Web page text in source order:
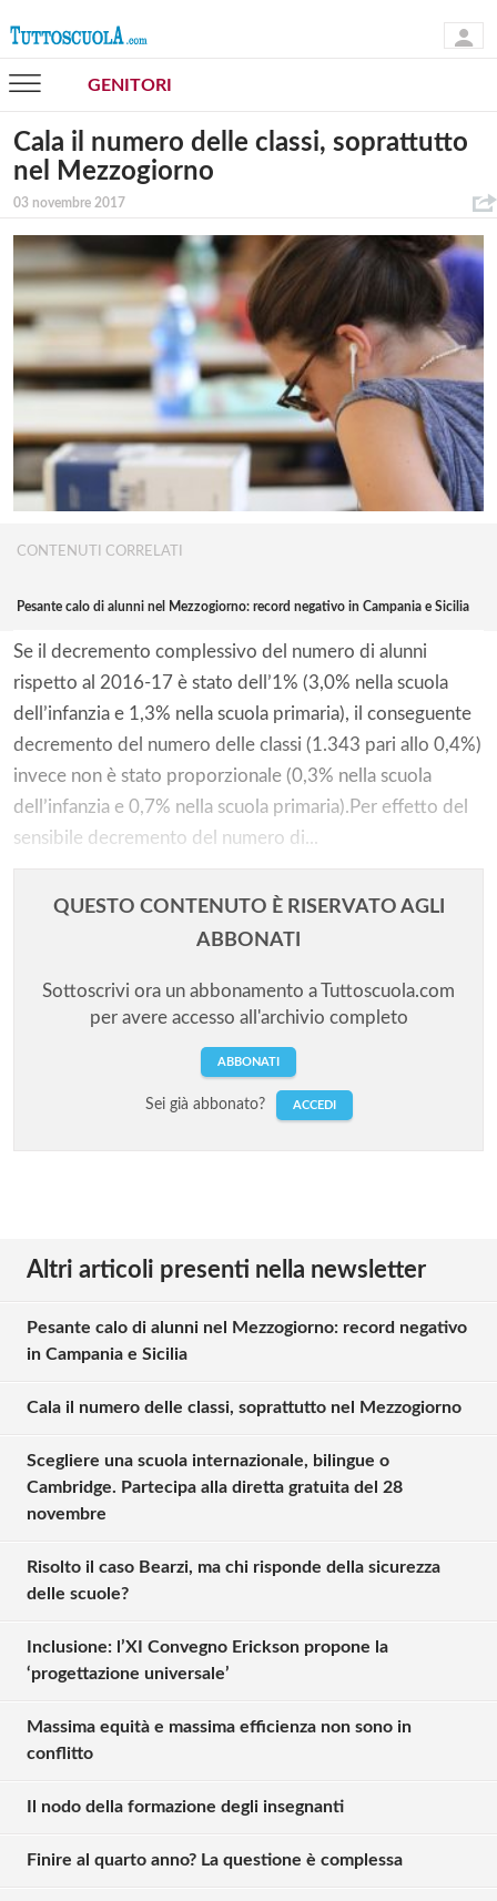
GENITORI
Cala il numero delle classi, soprattutto
nel Mezzogiorno
03 novembre 2017
CONTENUTI CORRELATI
Pesante calo di alunni nel Mezzogiorno: record negativo in Campania e Sicilia
Se il decremento complessivo del numero di alunni
rispetto al 2016-17 è stato dell’1% (3,0% nella scuola
dell’infanzia e 1,3% nella scuola primaria), il conseguente
decremento del numero delle classi (1.343 pari allo 0,4%)
invece non è stato proporzionale (0,3% nella scuola
dell’infanzia e 0,7% nella scuola primaria).Per effetto del
sensibile decremento del numero di...
QUESTO CONTENUTO È RISERVATO AGLI
ABBONATI
Sottoscrivi ora un abbonamento a Tuttoscuola.com
per avere accesso all'archivio completo
ABBONATI
Sei già abbonato? ACCEDI
Altri articoli presenti nella newsletter
Pesante calo di alunni nel Mezzogiorno: record negativo
in Campania e Sicilia
Cala il numero delle classi, soprattutto nel Mezzogiorno
Scegliere una scuola internazionale, bilingue o
Cambridge. Partecipa alla diretta gratuita del 28
novembre
Risolto il caso Bearzi, ma chi risponde della sicurezza
delle scuole?
Inclusione: l’XI Convegno Erickson propone la
‘progettazione universale’
Massima equità e massima efficienza non sono in
conflitto
Il nodo della formazione degli insegnanti
Finire al quarto anno? La questione è complessa